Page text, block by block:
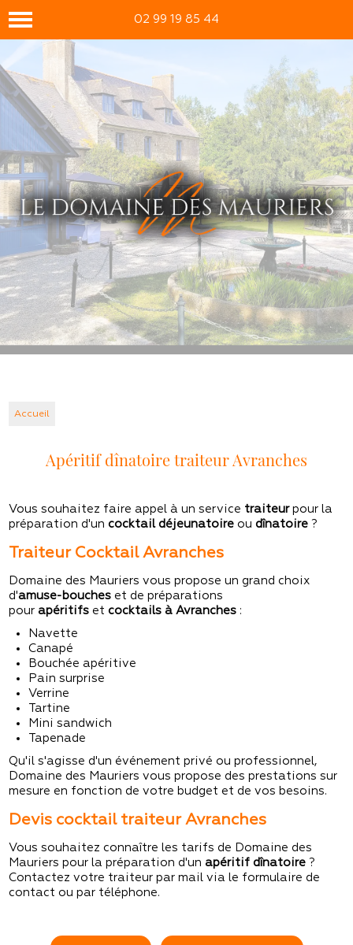
02 99 19 85 44
Accueil
Apéritif dînatoire traiteur Avranches
Vous souhaitez faire appel à un service traiteurpour la
préparation d'un cocktail déjeunatoire oudînatoire ?
Traiteur Cocktail Avranches
Domaine des Mauriers vous propose un grand choix
d'amuse-bouches et de préparations
pour apéritifs etcocktails à Avranches :
Navette
Canapé
Bouchée apéritive
Pain surprise
Verrine
Tartine
Mini sandwich
Tapenade
Qu'il s'agisse d'un événement privé ou professionnel,
Domaine des Mauriers vous propose des prestations sur
mesure en fonction de votre budget et de vos besoins.
Devis cocktail traiteur Avranches
Vous souhaitez connaître les tarifs de Domaine des
Mauriers pour la préparation d'un apéritif dînatoire ?
Contactez votre traiteur par mail via le formulaire de
contact ou par téléphone.